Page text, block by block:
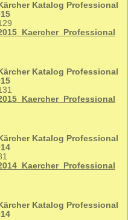
Kärcher Katalog Professional
Kärcher Katalog Professional
Kärcher Katalog Professional
Kärcher Katalog Professional